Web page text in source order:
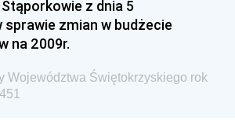
Ministra Gospodarki Morskiej i
Ministra Energii
Ministra Finansów
z dnia 5
sprawie zmian w budżecie
na 2009r.
Województwa Świętokrzyskiego rok